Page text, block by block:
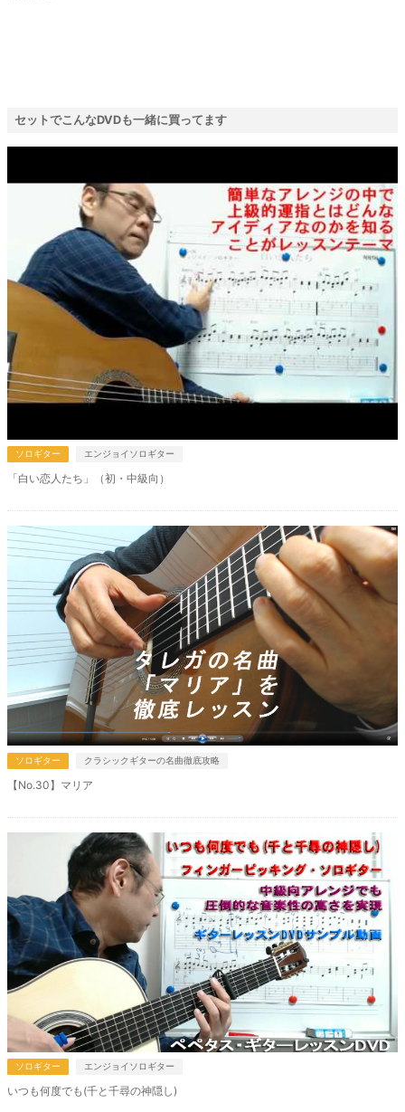
セットでこんなDVDも一緒に買ってます
ソロギター エンジョイソロギター
「白い恋人たち」（初・中級向）
ソロギター クラシックギターの名曲徹底攻略
【No.30】マリア
ソロギター エンジョイソロギター
いつも何度でも(千と千尋の神隠し)